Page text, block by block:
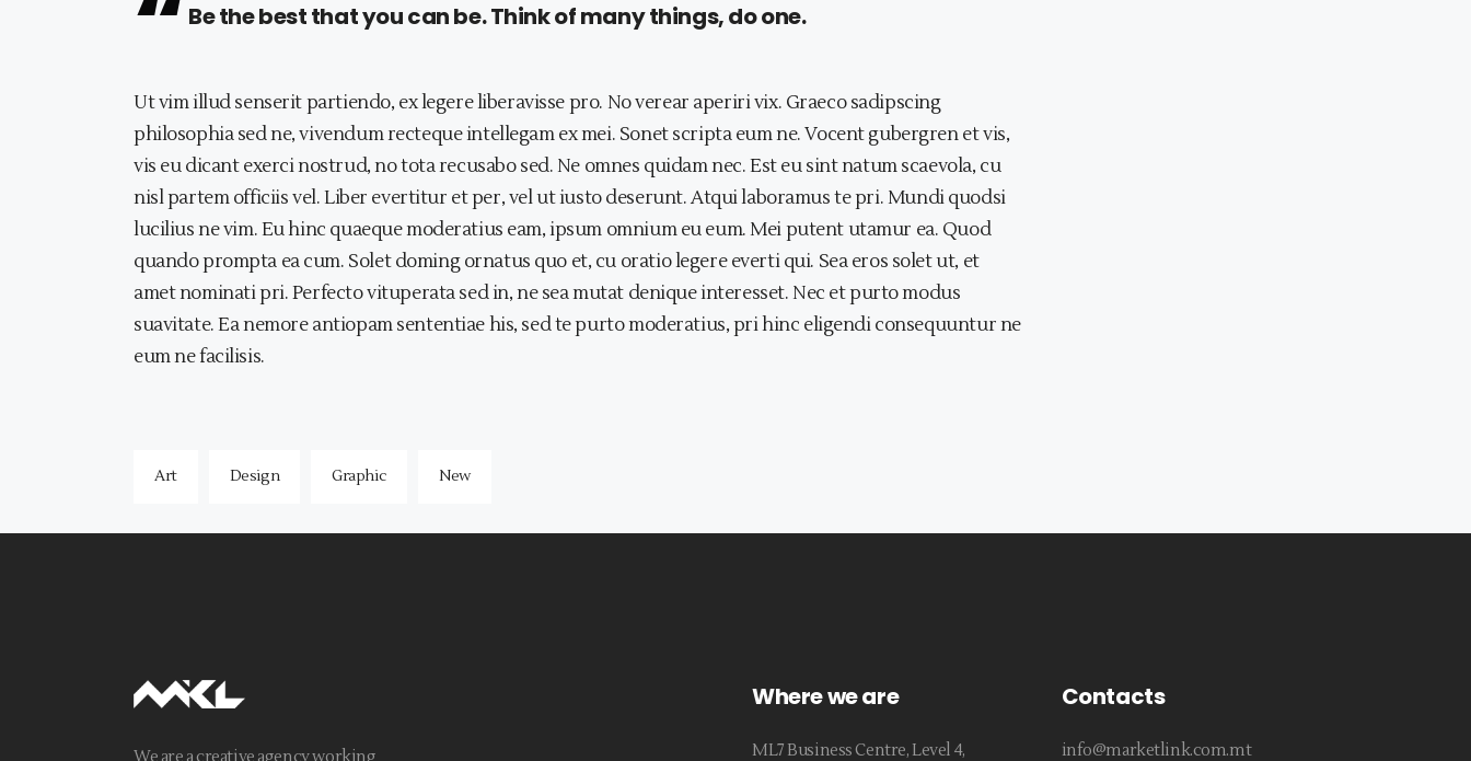
Be the best that you can be. Think of many things, do one.
Ut vim illud senserit partiendo, ex legere liberavisse pro. No verear aperiri vix. Graeco sadipscing
philosophia sed ne, vivendum recteque intellegam ex mei. Sonet scripta eum ne. Vocent gubergren et vis,
vis eu dicant exerci nostrud, no tota recusabo sed. Ne omnes quidam nec. Est eu sint natum scaevola, cu
nisl partem officiis vel. Liber evertitur et per, vel ut iusto deserunt. Atqui laboramus te pri. Mundi quodsi
lucilius ne vim. Eu hinc quaeque moderatius eam, ipsum omnium eu eum. Mei putent utamur ea. Quod
quando prompta ea cum. Solet doming ornatus quo et, cu oratio legere everti qui. Sea eros solet ut, et
amet nominati pri. Perfecto vituperata sed in, ne sea mutat denique interesset. Nec et purto modus
suavitate. Ea nemore antiopam sententiae his, sed te purto moderatius, pri hinc eligendi consequuntur ne
eum ne facilisis.
Art Design Graphic New
Where we are
ML7 Business Centre, Level 4,
Contacts
info@marketlink.com.mt